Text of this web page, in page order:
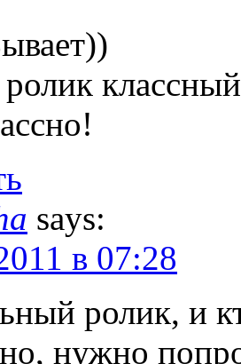
says:
в 07:28
ролик, и
нужно